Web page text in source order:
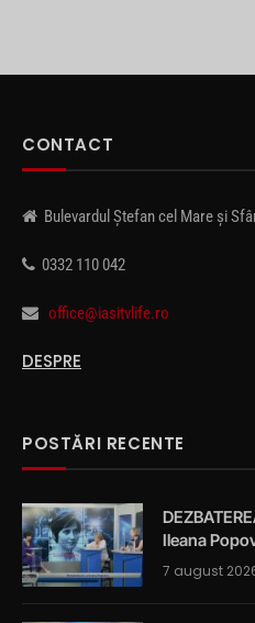
CONTACT
Bulevardul Ștefan cel Mare și
0332 110 042
office@iasitvlife.ro
DESPRE
POSTĂRI RECENTE
Ileana
7 august